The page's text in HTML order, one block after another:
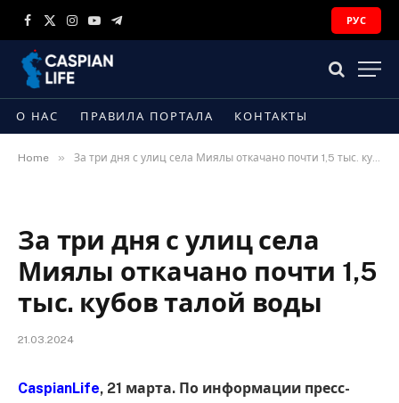
Facebook
X
Instagram
YouTubeTelegram
РУС
О НАС ПРАВИЛА ПОРТАЛА КОНТАКТЫ
Home » За три дня с улиц села Миялы откачано почти 1,5 тыс. кубов талой воды
За три дня с улиц села
Миялы откачано почти 1,5
тыс. кубов талой воды
21.03.2024
CaspianLife, 21 марта. По информации пресс-